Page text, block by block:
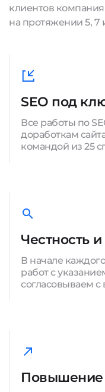
клиентов
на протяжении 5, 7
SEO под
Все работы по
доработкам
командой из 25
Честность
В начале
работ с
согласовываем
Повышение